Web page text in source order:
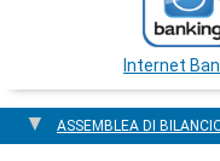
Internet
ASSEMBLEA DI